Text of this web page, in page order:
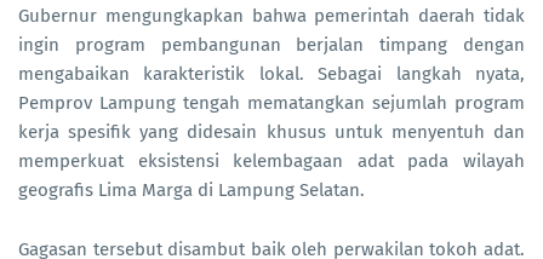
Gubernur mengungkapkan bahwa pemerintah daerah tidak
ingin program pembangunan berjalan timpang dengan
mengabaikan karakteristik lokal. Sebagai langkah nyata,
Pemprov Lampung tengah mematangkan sejumlah program
kerja spesifik yang didesain khusus untuk menyentuh dan
memperkuat eksistensi kelembagaan adat pada wilayah
geografis Lima Marga di Lampung Selatan.
Gagasan tersebut disambut baik oleh perwakilan tokoh adat.